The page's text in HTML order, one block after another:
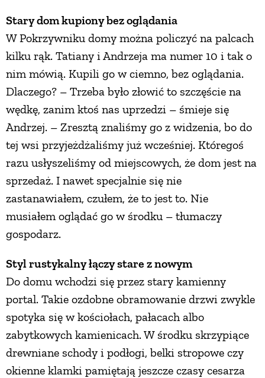
Stary dom kupiony bez oglądania
W Pokrzywniku domy można policzyć na palcach
kilku rąk. Tatiany i Andrzeja ma numer 10 i tak o
nim mówią. Kupili go w ciemno, bez oglądania.
Dlaczego? – Trzeba było złowić to szczęście na
wędkę, zanim ktoś nas uprzedzi – śmieje się
Andrzej. – Zresztą znaliśmy go z widzenia, bo do
tej wsi przyjeżdżaliśmy już wcześniej. Któregoś
razu usłyszeliśmy od miejscowych, że dom jest na
sprzedaż. I nawet specjalnie się nie
zastanawiałem, czułem, że to jest to. Nie
musiałem oglądać go w środku – tłumaczy
gospodarz.
Styl rustykalny łączy stare z nowym
Do domu wchodzi się przez stary kamienny
portal. Takie ozdobne obramowanie drzwi zwykle
spotyka się w kościołach, pałacach albo
zabytkowych kamienicach. W środku skrzypiące
drewniane schody i podłogi, belki stropowe czy
okienne klamki pamiętają jeszcze czasy cesarza